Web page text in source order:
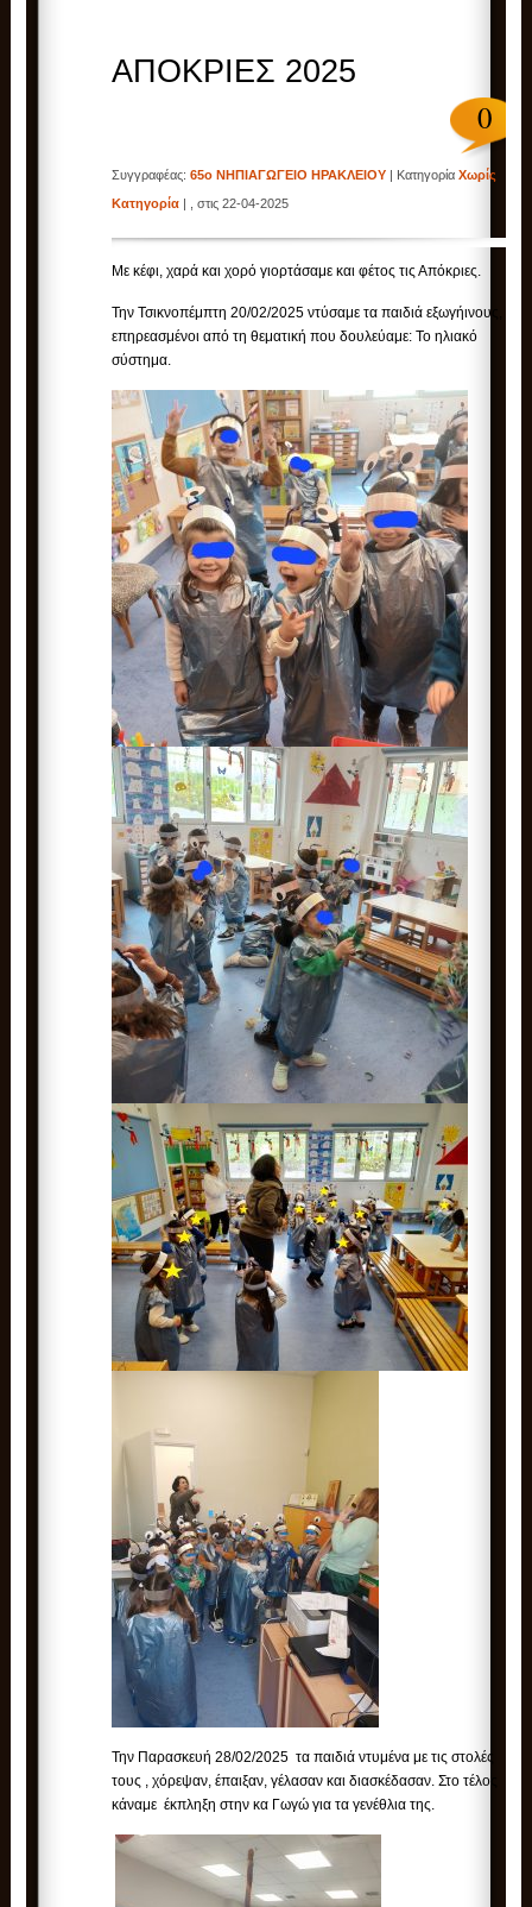
ΑΠΟΚΡΙΕΣ 2025
0
Συγγραφέας:65ο ΝΗΠΙΑΓΩΓΕΙΟ ΗΡΑΚΛΕΙΟΥ | ΚατηγορίαΧωρίς
Κατηγορία | , στις 22-04-2025
Με κέφι, χαρά και χορό γιορτάσαμε και φέτος τις Απόκριες.
Την Τσικνοπέμπτη 20/02/2025 ντύσαμε τα παιδιά εξωγήινους,
επηρεασμένοι από τη θεματική που δουλεύαμε: Το ηλιακό
σύστημα.
Την Παρασκευή 28/02/2025 τα παιδιά ντυμένα με τις στολές
τους , χόρεψαν, έπαιξαν, γέλασαν και διασκέδασαν. Στο τέλος
κάναμε έκπληξη στην κα Γωγώ για τα γενέθλια της.